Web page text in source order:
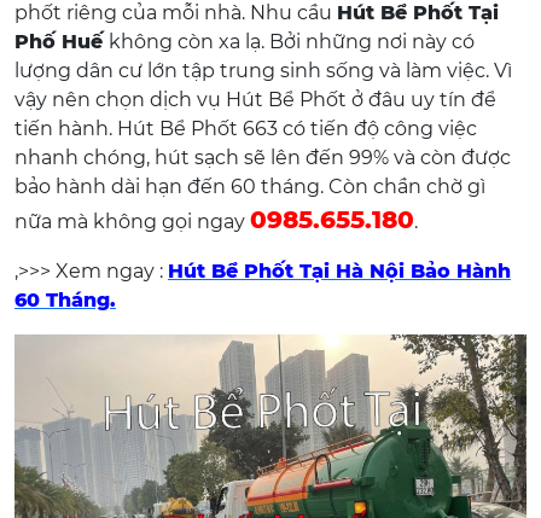
phốt riêng của mỗi nhà. Nhu cầu Hút Bể Phốt Tại
Phố Huế không còn xa lạ. Bởi những nơi này có
lượng dân cư lớn tập trung sinh sống và làm việc. Vì
vậy nên chọn dịch vụ Hút Bể Phốt ở đâu uy tín để
tiến hành. Hút Bể Phốt 663 có tiến độ công việc
nhanh chóng, hút sạch sẽ lên đến 99% và còn được
bảo hành dài hạn đến 60 tháng. Còn chần chờ gì
nữa mà không gọi ngay 0985.655.180.
,>>> Xem ngay : Hút Bể Phốt Tại Hà Nội Bảo Hành
60 Tháng.